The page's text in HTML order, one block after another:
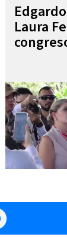
Laura